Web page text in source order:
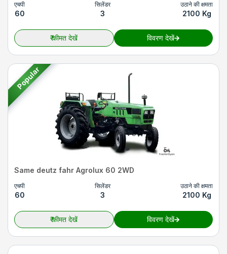
एचपी
60
सिलेंडर
3
उठाने की क्षमता
2100 Kg
₹कीमत देखें विवरण देखें
Popular
Same deutz fahr Agrolux 60 2WD
एचपी
60
सिलेंडर
3
उठाने की क्षमता
2100 Kg
₹कीमत देखें विवरण देखें